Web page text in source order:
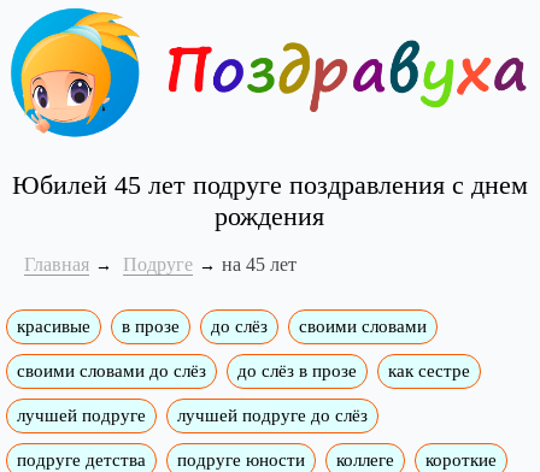
Юбилей 45 лет подруге поздравления с днем
рождения
Главная Подруге на 45 лет
красивые в прозе до слёз своими словами
своими словами до слёз до слёз в прозе как сестре
лучшей подруге лучшей подруге до слёз
подруге детства подруге юности коллеге короткие